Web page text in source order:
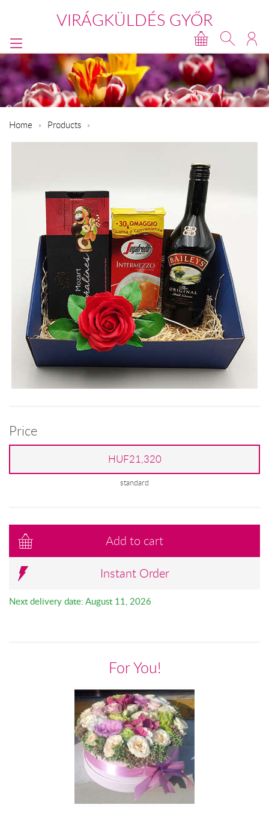
VIRÁGKÜLDÉS GYŐR
Home Products
Price
HUF21,320
standard
Add to cart
Instant Order
Next delivery date: August 11, 2026
For You!